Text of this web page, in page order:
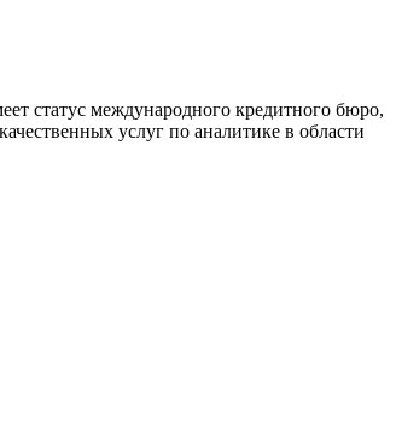
статус международного кредитного бюро,
услуг по аналитике в области